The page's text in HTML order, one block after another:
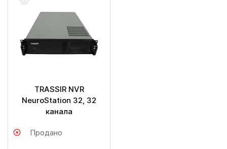
TRASSIR NVR
NeuroStation 32, 32
канала
Продано